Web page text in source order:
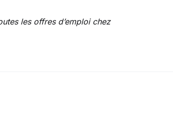
les offres d’emploi chez